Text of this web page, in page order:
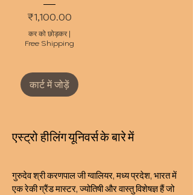
मूल्य
₹1,100.00
कर को छोड़कर|
Free Shipping
कार्ट में जोड़ें
एस्ट्रो हीलिंग यूनिवर्स के बारे में
गुरुदेव श्री करणपाल जी ग्वालियर, मध्य प्रदेश, भारत में
एक रेकी ग्रैंड मास्टर, ज्योतिषी और वास्तु विशेषज्ञ हैं जो